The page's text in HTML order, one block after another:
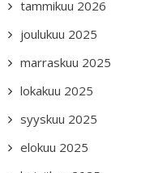
tammikuu 2026
joulukuu 2025
marraskuu 2025
lokakuu 2025
syyskuu 2025
elokuu 2025